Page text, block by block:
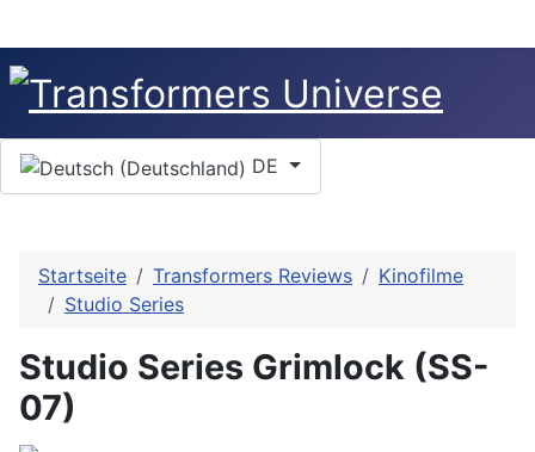
Sprache auswählen
DE
Startseite Transformers Reviews
Kinofilme
Studio Series
Studio Series Grimlock (SS-
07)